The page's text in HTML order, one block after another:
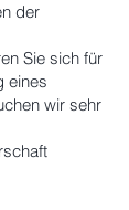
der
Sie sich für
eines
wir sehr